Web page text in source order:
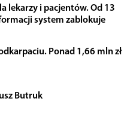
lekarzy i pacjentów. Od 13
system zablokuje
Ponad 1,66 mln zł
Butruk